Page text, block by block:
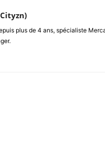
plus de 4 ans, spécialiste